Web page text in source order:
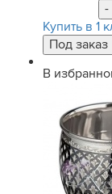
-
Купить в 1
В